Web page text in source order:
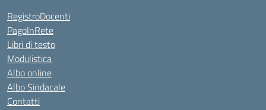
RegistroDocenti
PagoInRete
Libri di testo
Modulistica
Albo online
Albo Sindacale
Contatti